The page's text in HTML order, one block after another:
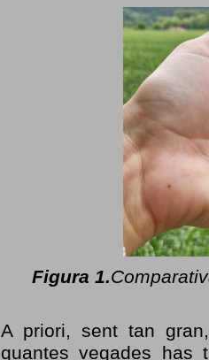
Figura 1.
A priori, sent tan
quantes vegades has